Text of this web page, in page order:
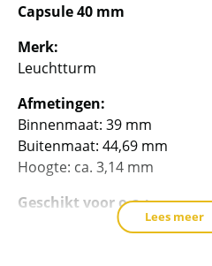
Capsule 40 mm
Merk:
Leuchtturm
Afmetingen:
Binnenmaat: 39 mm
Buitenmaat: 44,69 mm
Hoogte: ca. 3,14 mm
Geschikt voor o.a.:
Zilveren China Panda 1 oz /
Lees meer